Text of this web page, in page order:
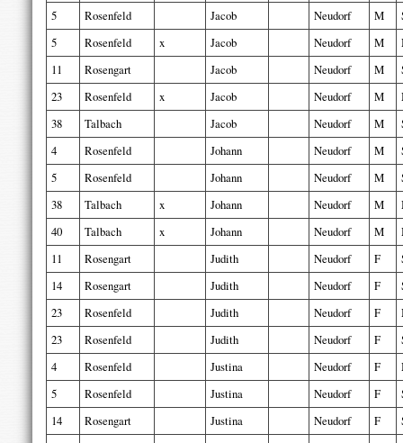
5
Rosenfeld Jacob Neudorf M
5
Rosenfeld x Jacob Neudorf M
11
Rosengart Jacob Neudorf M
23
Rosenfeld x Jacob Neudorf M
38
Talbach Jacob Neudorf M
4
Rosenfeld Johann Neudorf M
5
Rosenfeld Johann Neudorf M
38
Talbach x Johann Neudorf M
40
Talbach x Johann Neudorf M
11
Rosengart Judith Neudorf F
14
Rosengart Judith Neudorf F
23
Rosenfeld Judith Neudorf F
23
Rosenfeld Judith Neudorf F
4
Rosenfeld Justina Neudorf F
5
Rosenfeld Justina Neudorf F
14
Rosengart Justina Neudorf F